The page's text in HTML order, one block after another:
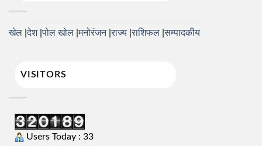
खेल देश पोल खोल मनोरंजन राज्य राशिफल सम्पादकीय
VISITORS
Users Today : 33